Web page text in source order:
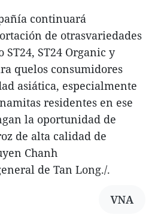
continuará
de otrasvariedades
ST24, ST24 Organic y
quelos consumidores
asiática, especialmente
residentes en ese
la oportunidad de
de alta calidad de
Chanh
de Tan Long./.
VNA